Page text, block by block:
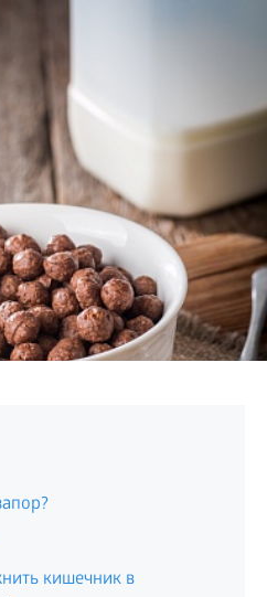
кишечник в